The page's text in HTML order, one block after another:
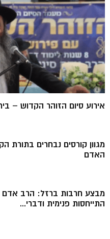
אירוע סיום הזוהר הקדוש –
מגוון קורסים נבחרים בתורת
האדם
מבצע חרבות ברזל: הרב אדם
התייחסות פנימית ודברי...